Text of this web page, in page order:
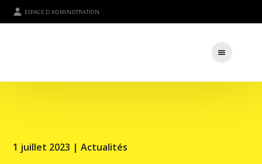
ESPACE D'ADMINISTRATION
1 juillet 2023 |Actualités